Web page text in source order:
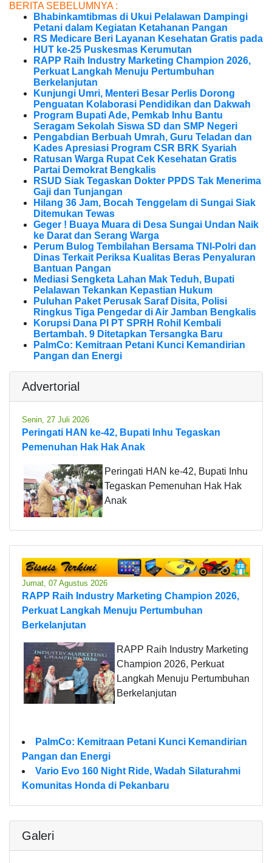
BERITA SEBELUMNYA :
Bhabinkamtibmas di Ukui Pelalawan Dampingi
Petani dalam Kegiatan Ketahanan Pangan
RS Medicare Beri Layanan Kesehatan Gratis pada
HUT ke-25 Puskesmas Kerumutan
RAPP Raih Industry Marketing Champion 2026,
Perkuat Langkah Menuju Pertumbuhan
Berkelanjutan
Kunjungi Umri, Menteri Besar Perlis Dorong
Penguatan Kolaborasi Pendidikan dan Dakwah
Program Bupati Ade, Pemkab Inhu Bantu
Seragam Sekolah Siswa SD dan SMP Negeri
Pengabdian Berbuah Umrah, Guru Teladan dan
Kades Apresiasi Program CSR BRK Syariah
Ratusan Warga Rupat Cek Kesehatan Gratis
Partai Demokrat Bengkalis
RSUD Siak Tegaskan Dokter PPDS Tak Menerima
Gaji dan Tunjangan
Hilang 36 Jam, Bocah Tenggelam di Sungai Siak
Ditemukan Tewas
Geger ! Buaya Muara di Desa Sungai Undan Naik
ke Darat dan Serang Warga
Perum Bulog Tembilahan Bersama TNI-Polri dan
Dinas Terkait Periksa Kualitas Beras Penyaluran
Bantuan Pangan
Mediasi Sengketa Lahan Mak Teduh, Bupati
Pelalawan Tekankan Kepastian Hukum
Puluhan Paket Perusak Saraf Disita, Polisi
Ringkus Tiga Pengedar di Air Jamban Bengkalis
Korupsi Dana PI PT SPRH Rohil Kembali
Bertambah. 9 Ditetapkan Tersangka Baru
PalmCo: Kemitraan Petani Kunci Kemandirian
Pangan dan Energi
Advertorial
Senin, 27 Juli 2026
Peringati HAN ke-42, Bupati Inhu Tegaskan
Pemenuhan Hak Hak Anak
Peringati HAN ke-42, Bupati Inhu
Tegaskan Pemenuhan Hak Hak
Anak
Jumat, 07 Agustus 2026
RAPP Raih Industry Marketing Champion 2026,
Perkuat Langkah Menuju Pertumbuhan
Berkelanjutan
RAPP Raih Industry Marketing
Champion 2026, Perkuat
Langkah Menuju Pertumbuhan
Berkelanjutan
PalmCo: Kemitraan Petani Kunci Kemandirian
Pangan dan Energi
Vario Evo 160 Night Ride, Wadah Silaturahmi
Komunitas Honda di Pekanbaru
Galeri